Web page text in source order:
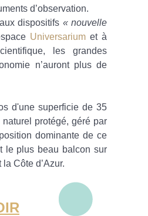
d’observation.
dispositifs « nouvelle
Universariumet à
les grandes
n’auront plus de
d'une superficie de 35
protégé, géré par
dominante de ce
le plus beau balcon sur
Côte d’Azur.